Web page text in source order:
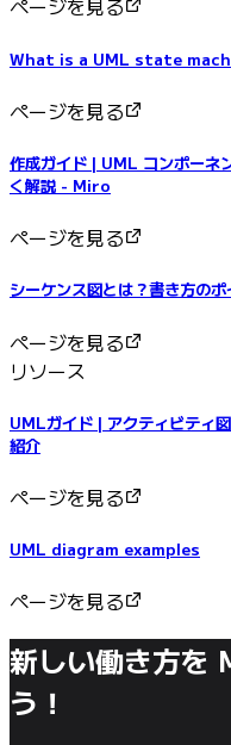
ページを見る
What is a UML state
ページを見る
作成ガイド | UML コンポーネ
く解説 - Miro
ページを見る
シーケンス図とは？書き方の
ページを見る
リソース
UMLガイド | アクティビティ
紹介
ページを見る
UML diagram examples
ページを見る
新しい働き方を
う！